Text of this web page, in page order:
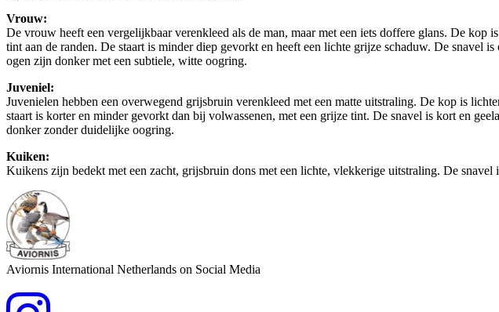
Vrouw:
De vrouw heeft een vergelijkbaar verenkleed als de man, maar met een iets doffere glans. De
tint aan de randen. De staart is minder diep gevorkt en heeft een lichte grijze schaduw. De snavel
ogen zijn donker met een subtiele, witte oogring.
Juveniel:
Juvenielen hebben een overwegend grijsbruin verenkleed met een matte uitstraling. De kop is
staart is korter en minder gevorkt dan bij volwassenen, met een grijze tint. De snavel is kort en
donker zonder duidelijke oogring.
Kuiken:
Kuikens zijn bedekt met een zacht, grijsbruin dons met een lichte, vlekkerige uitstraling. De snavel
Aviornis International Netherlands on Social Media